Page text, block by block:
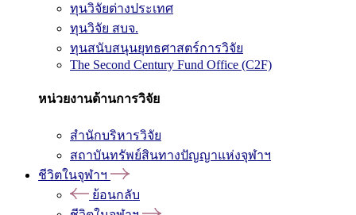
ทุนวิจัยต่างประเทศ
ทุนวิจัย สบจ.
ทุนสนับสนุนยุทธศาสตร์การวิจัย
The Second Century Fund Office (C2F)
หน่วยงานด้านการวิจัย
สำนักบริหารวิจัย
สถาบันทรัพย์สินทางปัญญาแห่งจุฬาฯ
ชีวิตในจุฬาฯ
ย้อนกลับ